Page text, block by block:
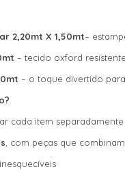
2,20mt X 1,50mt–
– tecido oxford
– o toque divertido
cada item separadamente
, com peças que